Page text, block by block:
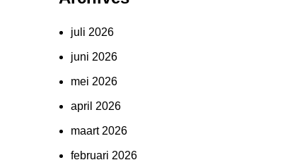
juli 2026
juni 2026
mei 2026
april 2026
maart 2026
februari 2026